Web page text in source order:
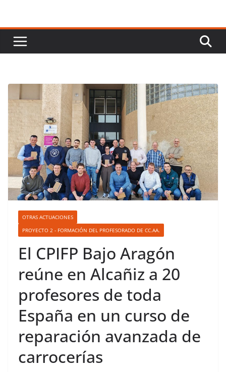
OTRAS ACTUACIONES
PROYECTO 2 - FORMACIÓN DEL PROFESORADO DE CC.AA.
El CPIFP Bajo Aragón
reúne en Alcañiz a 20
profesores de toda
España en un curso de
reparación avanzada de
carrocerías